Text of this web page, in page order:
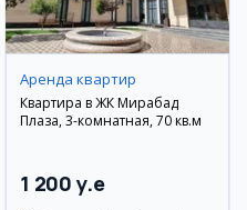
Аренда квартир
Квартира в ЖК Мирабад
Плаза, 3-комнатная, 70 кв.м
1 200 y.e